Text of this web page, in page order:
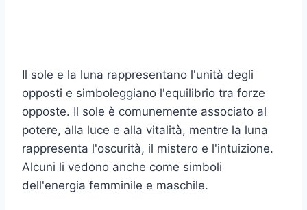
Il sole e la luna rappresentano l'unità degli
opposti e simboleggiano l'equilibrio tra forze
opposte. Il sole è comunemente associato al
potere, alla luce e alla vitalità, mentre la luna
rappresenta l'oscurità, il mistero e l'intuizione.
Alcuni li vedono anche come simboli
dell'energia femminile e maschile.